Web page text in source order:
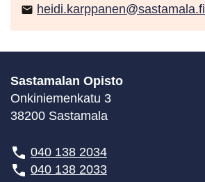
email heidi.karppanen@sastamala.fi
Sastamalan Opisto
Onkiniemenkatu 3
38200 Sastamala
040 138 2034
040 138 2033